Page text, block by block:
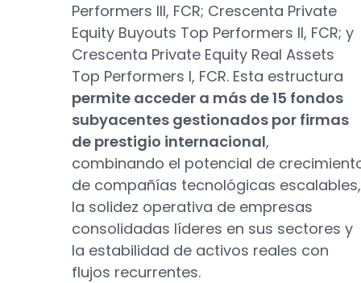
Performers III, FCR; Crescenta Private
Equity Buyouts Top Performers II, FCR; y
Crescenta Private Equity Real Assets
Top Performers I, FCR. Esta estructura
permite acceder a más de 15 fondos
subyacentes gestionados por firmas
de prestigio internacional,
combinando el potencial de
de compañías tecnológicas escalables,
la solidez operativa de empresas
consolidadas líderes en sus sectores y
la estabilidad de activos reales con
flujos recurrentes.